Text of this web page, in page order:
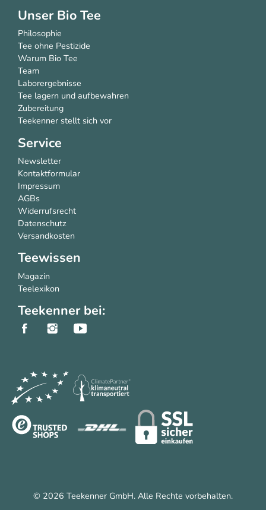
Unser Bio Tee
Philosophie
Tee ohne Pestizide
Warum Bio Tee
Team
Laborergebnisse
Tee lagern und aufbewahren
Zubereitung
Teekenner stellt sich vor
Service
Newsletter
Kontaktformular
Impressum
AGBs
Widerrufsrecht
Datenschutz
Versandkosten
Teewissen
Magazin
Teelexikon
Teekenner bei:
© 2026 Teekenner GmbH. Alle Rechte vorbehalten.